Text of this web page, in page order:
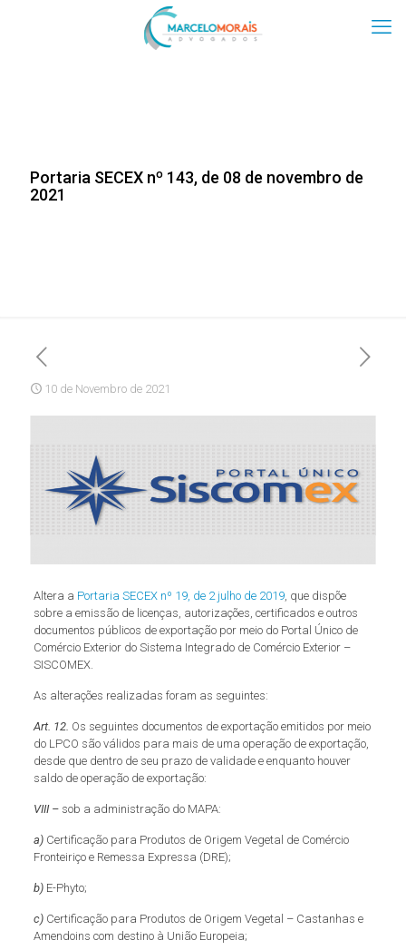
Portaria SECEX nº 143, de 08 de novembro de
2021
10 de Novembro de 2021
Altera a Portaria SECEX nº 19, de 2 julho de 2019, que dispõe
sobre a emissão de licenças, autorizações, certificados e outros
documentos públicos de exportação por meio do Portal Único de
Comércio Exterior do Sistema Integrado de Comércio Exterior –
SISCOMEX.
As alterações realizadas foram as seguintes:
Art. 12. Os seguintes documentos de exportação emitidos por meio
do LPCO são válidos para mais de uma operação de exportação,
desde que dentro de seu prazo de validade e enquanto houver
saldo de operação de exportação:
VIII –sob a administração do MAPA:
a)Certificação para Produtos de Origem Vegetal de Comércio
Fronteiriço e Remessa Expressa (DRE);
b)E-Phyto;
c)Certificação para Produtos de Origem Vegetal – Castanhas e
Amendoins com destino à União Europeia;